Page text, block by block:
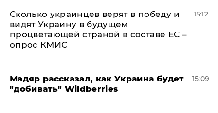
Сколько украинцев верят в победу и
видят Украину в будущем
процветающей страной в составе ЕС –
опрос КМИС
15:12
Мадяр рассказал, как Украина будет
"добивать" Wildberries
15:09